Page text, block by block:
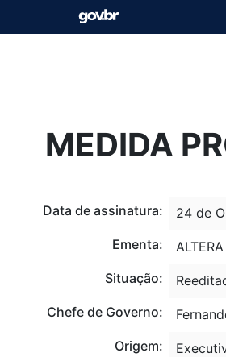
MEDIDA
Data de assinatura:
24 de
Ementa:
Situação:
Chefe de Governo:
Origem: